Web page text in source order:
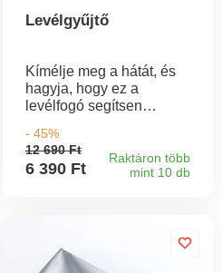
Levélgyűjtő
Kímélje meg a hátát, és
hagyja, hogy ez a
levélfogó segítsen
markolatú fogantyúkkal
és hosszú, szögletes
pengékkel, amelyek a
szemeteszsákba rakják -
nincs erőfeszítés, nincs
- 45%
12 690 Ft
6 390 Ft
Raktáron több
mint 10 db